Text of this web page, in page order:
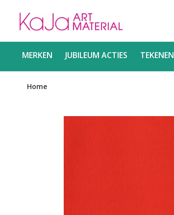
MERKEN JUBILEUM ACTIES TEKENEN
Home